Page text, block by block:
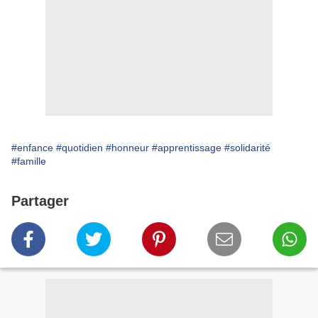
#enfance #quotidien #honneur #apprentissage #solidarité
#famille
Partager